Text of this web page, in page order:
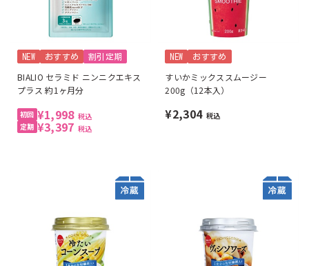
NEW おすすめ 割引定期
BIALIO セラミド ニンニクエキス
プラス 約1ヶ月分
¥1,998 税込
¥3,397 税込
NEW おすすめ
すいかミックススムージー
200g（12本入）
¥2,304 税込